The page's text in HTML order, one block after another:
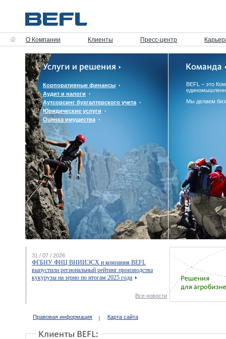
О Компании Клиенты Пресс-центр
Корпоративные финансы
Аудит и налоги
Аутсорсинг бухгалтерского учета
Юридические услуги
Оценка имущества
BEFL – это
Мы делаем
31 / 07 / 2026
ФГБНУ ФНЦ ВНИИЭСХ и компания BEFL
выпустили региональный рейтинг производства
кукурузы на зерно по итогам 2025 года
Все новости
Правовая информация Карта сайта